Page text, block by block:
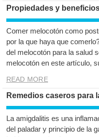
Propiedades y
Comer melocotón como
por la que haya que
del melocotón para la salud
melocotón en este artículo,
READ MORE
Remedios caseros para
La amigdalitis es una
del paladar y principio de la